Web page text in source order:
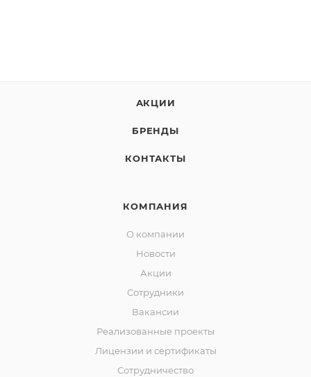
АКЦИИ
БРЕНДЫ
КОНТАКТЫ
КОМПАНИЯ
О компании
Новости
Акции
Сотрудники
Вакансии
Реализованные проекты
Лицензии и сертификаты
Сотрудничество